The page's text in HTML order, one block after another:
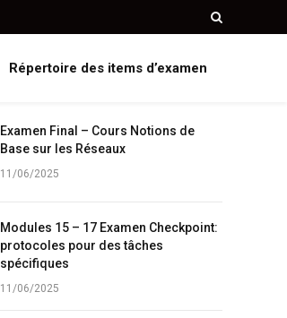
Répertoire des items d’examen
Examen Final – Cours Notions de
Base sur les Réseaux
11/06/2025
Modules 15 – 17 Examen Checkpoint:
protocoles pour des tâches
spécifiques
11/06/2025